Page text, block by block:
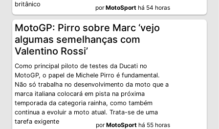
britânico
porMotoSport há 54 horas
MotoGP: Pirro sobre Marc ‘vejo
algumas semelhanças com
Valentino Rossi’
Como principal piloto de testes da Ducati no
MotoGP, o papel de Michele Pirro é fundamental.
Não só trabalha no desenvolvimento da moto que a
marca italiana colocará em pista na próxima
temporada da categoria rainha, como também
continua a evoluir a moto atual. Trata-se de uma
tarefa exigente
porMotoSport há 55 horas